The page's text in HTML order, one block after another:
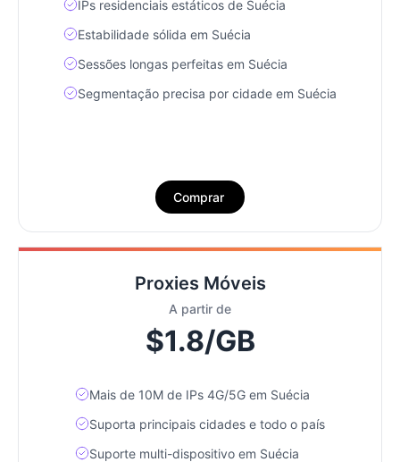
IPs residenciais estáticos de Suécia
Estabilidade sólida em Suécia
Sessões longas perfeitas em Suécia
Segmentação precisa por cidade em Suécia
Comprar
Proxies Móveis
A partir de
$1.8/GB
Mais de 10M de IPs 4G/5G em Suécia
Suporta principais cidades e todo o país
Suporte multi-dispositivo em Suécia